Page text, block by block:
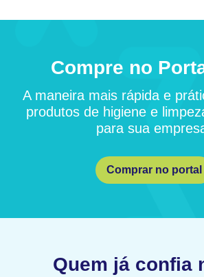
Compre no
A maneira mais rápida e
produtos de higiene e
para sua
Comprar no portal
Quem já confia